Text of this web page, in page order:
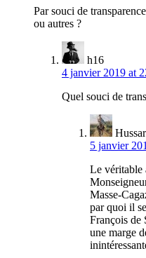
Par souci de
ou autres ?
h16
4 janvier 2019 at
Quel souci de
5 janvier
Le véritable
Masse-
par quoi il
François de
une marge